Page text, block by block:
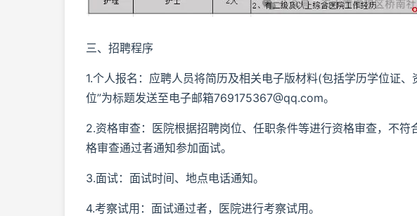
三、招聘程序
1.个人报名：应聘人员将简历及相关电子版材料(包括学历学位证
位”为标题发送至电子邮箱769175367@qq.com。
2.资格审查：医院根据招聘岗位、任职条件等进行资格审查，不
格审查通过者通知参加面试。
3.面试：面试时间、地点电话通知。
4.考察试用：面试通过者，医院进行考察试用。